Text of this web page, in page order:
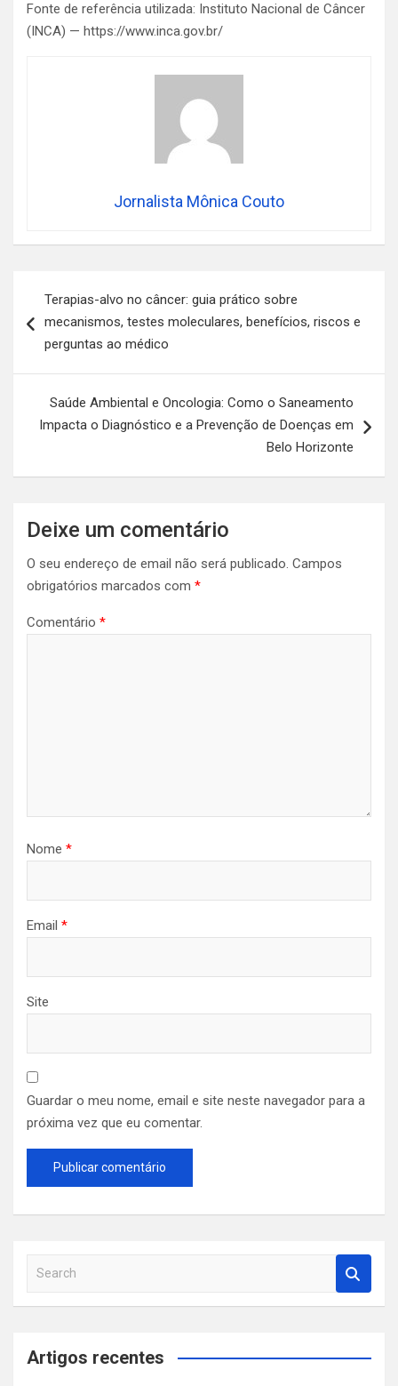
Fonte de referência utilizada: Instituto Nacional de Câncer
(INCA) — https://www.inca.gov.br/
Jornalista Mônica Couto
de
artigos
Terapias-alvo no câncer: guia prático sobre
mecanismos, testes moleculares, benefícios, riscos e
perguntas ao médico
Saúde Ambiental e Oncologia: Como o Saneamento
Impacta o Diagnóstico e a Prevenção de Doenças em
Belo Horizonte
Deixe um comentário
O seu endereço de email não será publicado. Campos
obrigatórios marcados com *
Comentário *
Nome *
Email *
Site
Guardar o meu nome, email e site neste navegador para a
próxima vez que eu comentar.
a
c
Artigos recentes